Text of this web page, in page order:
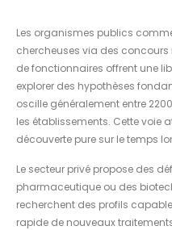
Les organismes publics
chercheuses via des concours
de fonctionnaires offrent une
explorer des hypothèses
oscille généralement entre
les établissements. Cette voie
découverte pure sur le temps
Le secteur privé propose des
pharmaceutique ou des
recherchent des profils
rapide de nouveaux